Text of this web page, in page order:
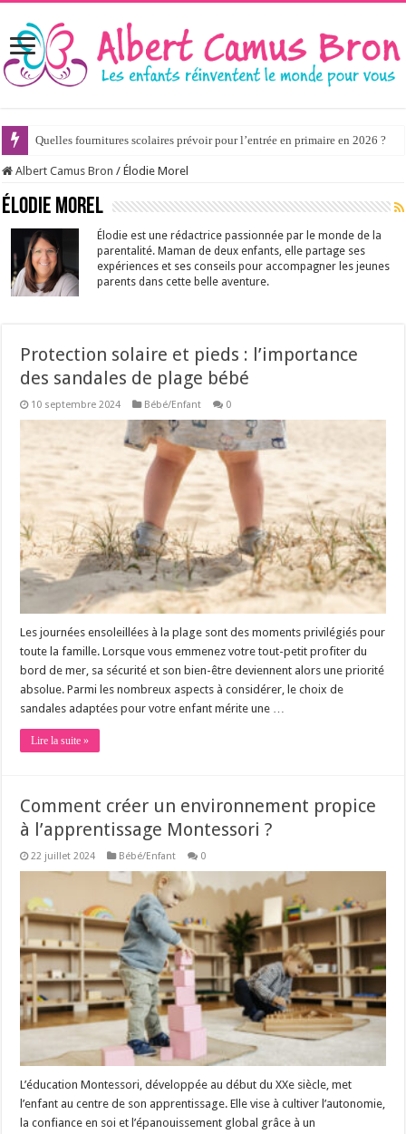
Quelles fournitures scolaires prévoir pour l’entrée en primaire en 2026 ?
Albert Camus Bron / Élodie Morel
Élodie Morel
Élodie est une rédactrice passionnée par le monde de la
parentalité. Maman de deux enfants, elle partage ses
expériences et ses conseils pour accompagner les jeunes
parents dans cette belle aventure.
Protection solaire et pieds : l’importance
des sandales de plage bébé
10 septembre 2024 Bébé/Enfant 0
Les journées ensoleillées à la plage sont des moments privilégiés pour
toute la famille. Lorsque vous emmenez votre tout-petit profiter du
bord de mer, sa sécurité et son bien-être deviennent alors une priorité
absolue. Parmi les nombreux aspects à considérer, le choix de
sandales adaptées pour votre enfant mérite une …
Lire la suite »
Comment créer un environnement propice
à l’apprentissage Montessori ?
22 juillet 2024 Bébé/Enfant 0
L’éducation Montessori, développée au début du XXe siècle, met
l’enfant au centre de son apprentissage. Elle vise à cultiver l’autonomie,
la confiance en soi et l’épanouissement global grâce à un